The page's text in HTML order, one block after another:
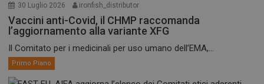
30 Luglio 2026 ironfish_distributor
Vaccini anti-Covid, il CHMP raccomanda
l’aggiornamento alla variante XFG
Il Comitato per i medicinali per uso umano dell’EMA,...
Primo Piano